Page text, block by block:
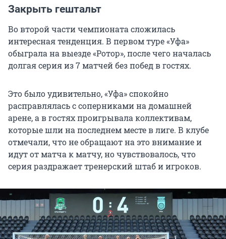
Закрыть гештальт
Во второй части чемпионата сложилась
интересная тенденция. В первом туре «Уфа»
обыграла на выезде «Ротор», после чего началась
долгая серия из 7 матчей без побед в гостях.
Это было удивительно, «Уфа» спокойно
расправлялась с соперниками на домашней
арене, а в гостях проигрывала коллективам,
которые шли на последнем месте в лиге. В клубе
отмечали, что не обращают на это внимание и
идут от матча к матчу, но чувствовалось, что
серия раздражает тренерский штаб и игроков.